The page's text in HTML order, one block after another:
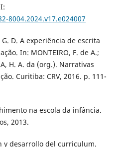
8004.2024.v17.e024007
G. D. A experiência de escrita
In: MONTEIRO, F. de A.;
H. A. da (org.). Narrativas
Curitiba: CRV, 2016. p. 111-
na escola da infância.
2013.
y desarrollo del curriculum.